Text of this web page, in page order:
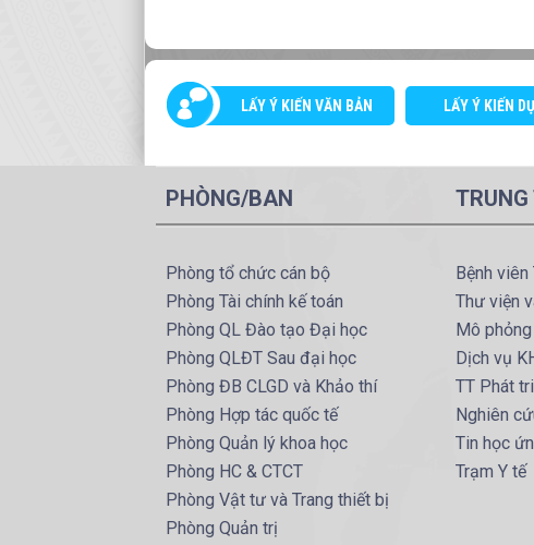
LẤY Ý KIẾN VĂN BẢN LẤY Ý KIẾN
PHÒNG/BAN
Phòng tổ chức cán bộ
Phòng Tài chính kế toán
Phòng QL Đào tạo Đại học
Phòng QLĐT Sau đại học
Phòng ĐB CLGD và Khảo thí
Phòng Hợp tác quốc tế
Phòng Quản lý khoa học
Phòng HC & CTCT
Phòng Vật tư và Trang thiết bị
Phòng Quản trị
Bệnh
Thư viện
Mô
Dịch vụ
TT Phát
Nghiên
Tin học
Trạm Y tế